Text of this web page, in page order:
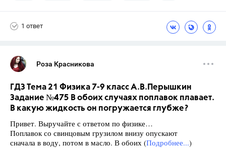
1 ответ
Роза Красникова
ГДЗ Тема 21 Физика 7-9 класс А.В.Перышкин
Задание №475 В обоих случаях поплавок плавает.
В какую жидкость он погружается глубже?
Привет. Выручайте с ответом по физике…
Поплавок со свинцовым грузилом внизу опускают
сначала в воду, потом в масло. В обоих (Подробнее...)